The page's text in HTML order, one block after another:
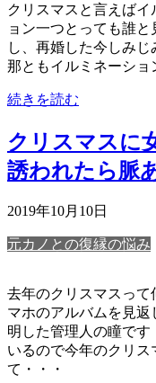
クリスマスと言えば
ョン一つとっても誰
し、再婚した今しみ
那ともイルミネーショ
続きを読む
クリスマスに
誘われたら脈
2019年10月10日
元カノとの復縁の悩み
去年のクリスマスって
マホのアルバムを見返
明した管理人の瞳で
いるので今年のクリ
て・・・